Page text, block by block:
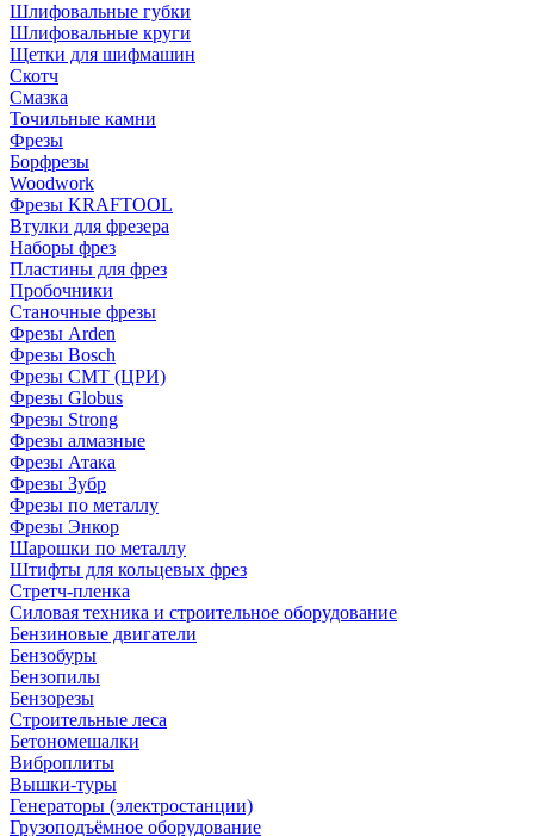
Шлифовальные губки
Шлифовальные круги
Щетки для шифмашин
Скотч
Смазка
Точильные камни
Фрезы
Борфрезы
Woodwork
Фрезы KRAFTOOL
Втулки для фрезера
Наборы фрез
Пластины для фрез
Пробочники
Станочные фрезы
Фрезы Arden
Фрезы Bosch
Фрезы CMT (ЦРИ)
Фрезы Globus
Фрезы Strong
Фрезы алмазные
Фрезы Атака
Фрезы Зубр
Фрезы по металлу
Фрезы Энкор
Шарошки по металлу
Штифты для кольцевых фрез
Стретч-пленка
Силовая техника и строительное оборудование
Бензиновые двигатели
Бензобуры
Бензопилы
Бензорезы
Строительные леса
Бетономешалки
Виброплиты
Вышки-туры
Генераторы (электростанции)
Грузоподъёмное оборудование